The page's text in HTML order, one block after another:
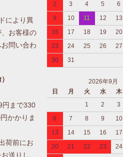
により異
お客様の
問い合わ
円まで330
かかりま
荷前にお
送りし、
2
3 4 5 6
9
10 11 12 13
16
17 18 19 20
23
24 25 26 27
30
31
2026年9月
日
月 火 水 木
1
2 3
6
7 8 9 10
13
14 15 16 17
20
21 22 23 24